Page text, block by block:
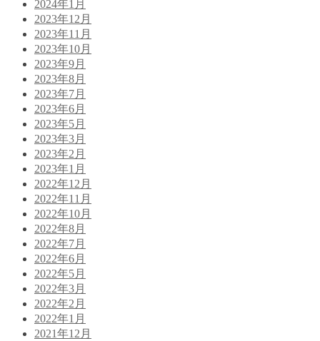
2024年1月
2023年12月
2023年11月
2023年10月
2023年9月
2023年8月
2023年7月
2023年6月
2023年5月
2023年3月
2023年2月
2023年1月
2022年12月
2022年11月
2022年10月
2022年8月
2022年7月
2022年6月
2022年5月
2022年3月
2022年2月
2022年1月
2021年12月